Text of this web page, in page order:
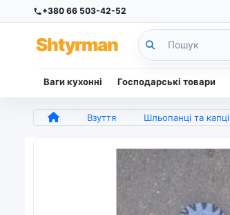
+380 66 503-42-52
Shtyrman
Ваги кухонні Господарські товари
Взуття Шльопанці та капці